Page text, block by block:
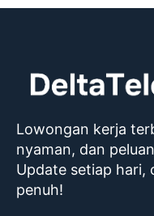
Lowongan kerja
nyaman, dan
Update setiap hari,
penuh!